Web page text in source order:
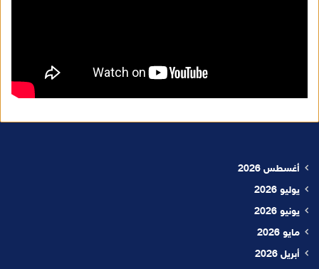
أغسطس 2026
يوليو 2026
يونيو 2026
مايو 2026
أبريل 2026